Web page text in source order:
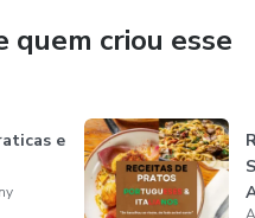
criou esse
e